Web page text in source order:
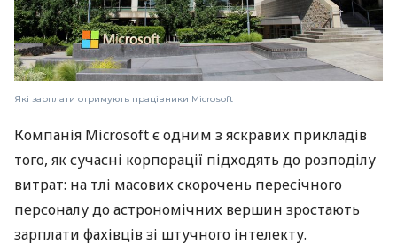
Які зарплати отримують працівники Microsoft
Компанія Microsoft є одним з яскравих прикладів
того, як сучасні корпорації підходять до розподілу
витрат: на тлі масових скорочень пересічного
персоналу до астрономічних вершин зростають
зарплати фахівців зі штучного інтелекту.